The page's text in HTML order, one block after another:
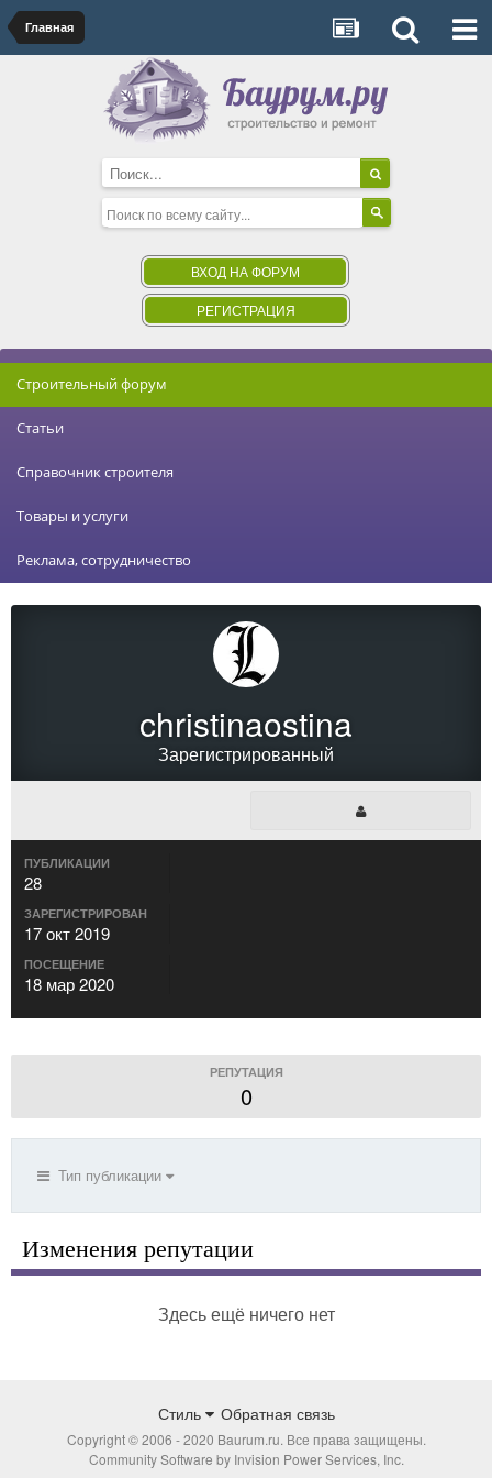
Главная
ВХОД НА ФОРУМ
РЕГИСТРАЦИЯ
Строительный форум
Статьи
Справочник строителя
Товары и услуги
Реклама, сотрудничество
christinaostina
Зарегистрированный
ПУБЛИКАЦИИ
28
ЗАРЕГИСТРИРОВАН
17 окт 2019
ПОСЕЩЕНИЕ
18 мар 2020
РЕПУТАЦИЯ
0
Тип публикации
Изменения репутации
Здесь ещё ничего нет
Стиль Обратная связь
Copyright © 2006 - 2020 Baurum.ru. Все права защищены.
Community Software by Invision Power Services, Inc.